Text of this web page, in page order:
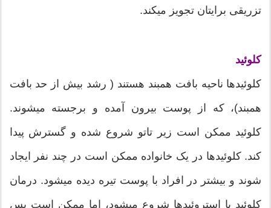
تزریقی برایتان تجویز میکند.
کلوئید
کلوئیدها ناحیه بافت همبند هستند ( رشد بیش از حد بافت‌
همبند)، که از پوست بیرون آمده و برجسته میشوند.
کلوئید ممکن است زیر تاتو شروع شده و گسترش پیدا
کند. کلوئیدها در یک خانواده ممکن است در چند نفر ایجاد
شوند و بیشتر در افراد با پوست تیره دیده میشود. درمان
کلوئید با استروئیدها شروع میشود، اما ممکن است پس